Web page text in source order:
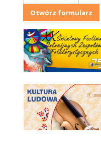
Otwórz formularz